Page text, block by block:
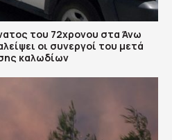
του 72χρονου στα Άνω
οι συνεργοί του μετά
καλωδίων